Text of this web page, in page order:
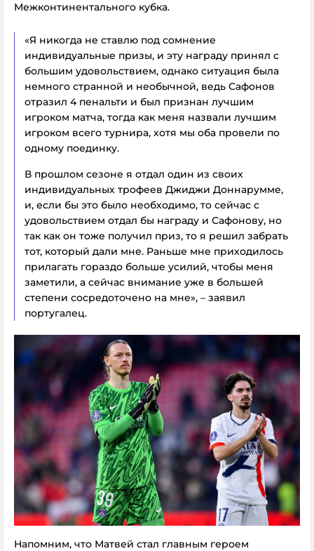
Межконтинентального кубка.
«Я никогда не ставлю под сомнение
индивидуальные призы, и эту награду принял с
большим удовольствием, однако ситуация была
немного странной и необычной, ведь Сафонов
отразил 4 пенальти и был признан лучшим
игроком матча, тогда как меня назвали лучшим
игроком всего турнира, хотя мы оба провели по
одному поединку.
В прошлом сезоне я отдал один из своих
индивидуальных трофеев Джиджи Доннарумме,
и, если бы это было необходимо, то сейчас с
удовольствием отдал бы награду и Сафонову, но
так как он тоже получил приз, то я решил забрать
тот, который дали мне. Раньше мне приходилось
прилагать гораздо больше усилий, чтобы меня
заметили, а сейчас внимание уже в большей
степени сосредоточено на мне», – заявил
португалец.
Напомним, что Матвей стал главным героем